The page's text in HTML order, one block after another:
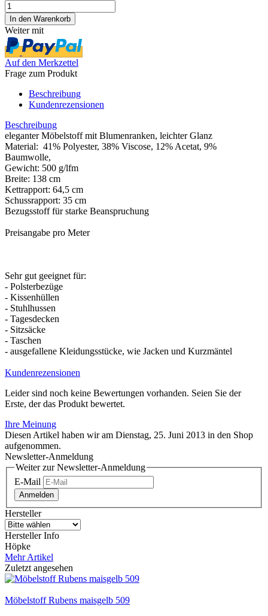
Weiter mit
Auf den Merkzettel
Frage zum Produkt
Beschreibung
Kundenrezensionen
Beschreibung
eleganter Möbelstoff mit Blumenranken, leichter Glanz
Material: 41% Polyester, 38% Viscose, 12% Acetat, 9%
Baumwolle,
Gewicht: 500 g/lfm
Breite: 138 cm
Kettrapport: 64,5 cm
Schussrapport: 35 cm
Bezugsstoff für starke Beanspruchung
Preisangabe pro Meter
Sehr gut geeignet für:
- Polsterbezüge
- Kissenhüllen
- Stuhlhussen
- Tagesdecken
- Sitzsäcke
- Taschen
- ausgefallene Kleidungsstücke, wie Jacken und Kurzmäntel
Kundenrezensionen
Leider sind noch keine Bewertungen vorhanden. Seien Sie der
Erste, der das Produkt bewertet.
Ihre Meinung
Diesen Artikel haben wir am Dienstag, 25. Juni 2013 in den Shop
aufgenommen.
Newsletter-Anmeldung
Weiter zur Newsletter-Anmeldung
E-Mail
Anmelden
Hersteller
Hersteller Info
Höpke
Mehr Artikel
Zuletzt angesehen
Möbelstoff Rubens maisgelb 509